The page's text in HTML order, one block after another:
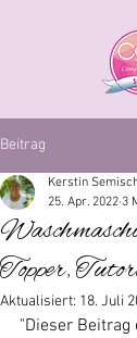
Beitrag
Topper,
Kerstin
25. Apr. 2022 3
Aktualisiert: 18. Juli
"Dieser